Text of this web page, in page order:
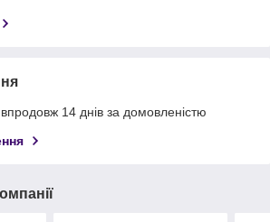
14 днів за домовленістю